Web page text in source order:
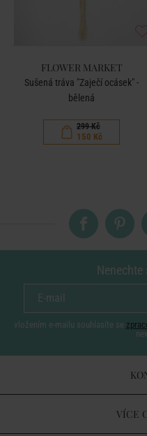
FLOWER MARKET
Sušená tráva "Zaječí ocásek" -
bělená
299 Kč
150 Kč
vložením e-mailu souhlasíte se
VÍCE